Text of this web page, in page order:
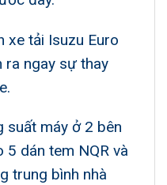
xe tải Isuzu Euro
ra ngay sự thay
suất máy ở 2 bên
5 dán tem NQR và
trung bình nhà